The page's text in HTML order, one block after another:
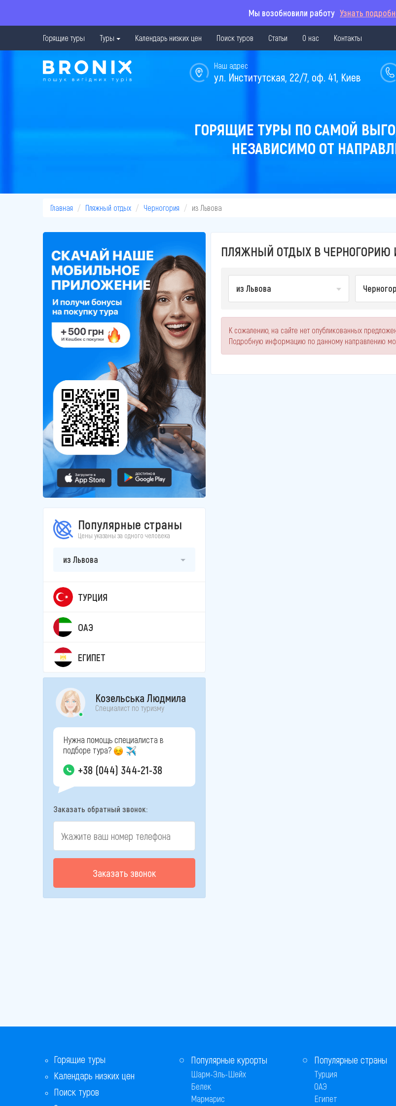
Мы возобновили работу Узнать
Горящие туры Туры Календарь низких цен Поиск туров Статьи О нас Контакты
Наш адрес
ул. Институтская, 22/7, оф. 41, Киев
ГОРЯЩИЕ ТУРЫ ПО САМОЙ
НЕЗАВИСИМО ОТ
Главная Пляжный отдых Черногория из Львова
Популярные страны
Цены указаны за одного человека
из Львова
ТУРЦИЯ
ОАЭ
ЕГИПЕТ
Козельська Людмила
Специалист по туризму
Нужна помощь специалиста в
подборе тура?
+38 (044) 344-21-38
Заказать обратный звонок:
Заказать звонок
ПЛЯЖНЫЙ ОТДЫХ В ЧЕРНОГОРИЮ
из Львова
К сожалению, на сайте нет опубликованных
Подробную информацию по данному направлению
Горящие туры
Календарь низких цен
Поиск туров
Популярные курорты
Шарм-Эль-Шейх
Белек
Мармарис
Популярные страны
Турция
ОАЭ
Египет